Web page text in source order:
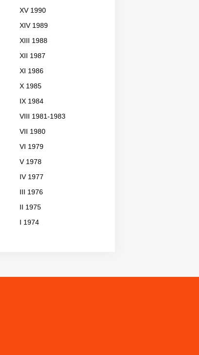
XV 1990
XIV 1989
XIII 1988
XII 1987
XI 1986
X 1985
IX 1984
VIII 1981-1983
VII 1980
VI 1979
V 1978
IV 1977
III 1976
II 1975
I 1974